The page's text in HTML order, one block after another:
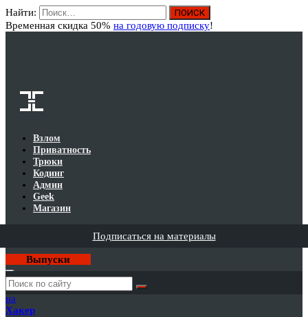
Найти:
Временная скидка 50% на годовую подписку!
Взлом
Приватность
Трюки
Кодинг
Админ
Geek
Магазин
Подписаться на материалы
Выпуски
Годовая
подписка
на
Хакер